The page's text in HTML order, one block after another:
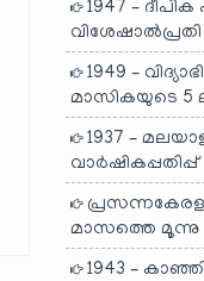
1947 –
വിശേഷാൽപ്രതി
1949 –
മാസികയുടെ 5
1937 –
വാർഷികപ്പതിപ്പ്
മാസത്തെ മൂന്നു
1943 –